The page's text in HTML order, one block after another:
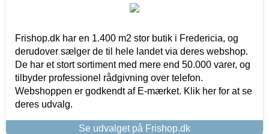
Frishop.dk har en 1.400 m2 stor butik i Fredericia, og
derudover sælger de til hele landet via deres webshop.
De har et stort sortiment med mere end 50.000 varer, og
tilbyder professionel rådgivning over telefon.
Webshoppen er godkendt af E-mærket. Klik her for at se
deres udvalg.
Se udvalget på Frishop.dk